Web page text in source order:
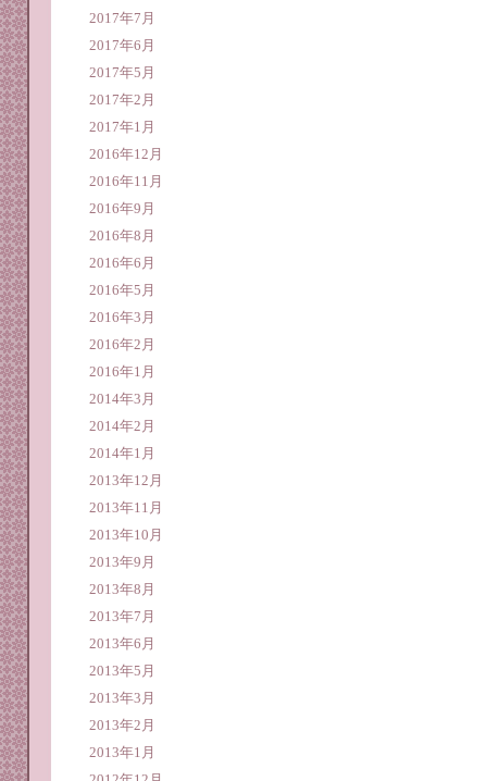
2017年7月
2017年6月
2017年5月
2017年2月
2017年1月
2016年12月
2016年11月
2016年9月
2016年8月
2016年6月
2016年5月
2016年3月
2016年2月
2016年1月
2014年3月
2014年2月
2014年1月
2013年12月
2013年11月
2013年10月
2013年9月
2013年8月
2013年7月
2013年6月
2013年5月
2013年3月
2013年2月
2013年1月